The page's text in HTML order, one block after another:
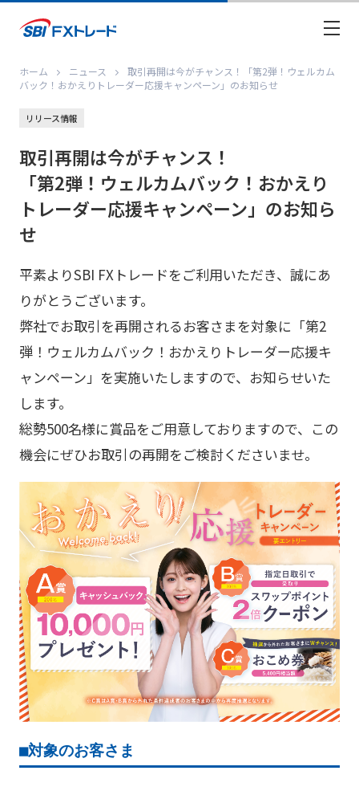
ホーム ニュース
取引再開は今がチャンス！「第2弾！ウェルカム
バック！おかえりトレーダー応援キャンペーン」のお知らせ
リリース情報
取引再開は今がチャンス！
「第2弾！ウェルカムバック！おかえり
トレーダー応援キャンペーン」のお知ら
せ
平素よりSBI FXトレードをご利用いただき、誠にあ
りがとうございます。
弊社でお取引を再開されるお客さまを対象に「第2
弾！ウェルカムバック！おかえりトレーダー応援キ
ャンペーン」を実施いたしますので、お知らせいた
します。
総勢500名様に賞品をご用意しておりますので、この
機会にぜひお取引の再開をご検討くださいませ。
■対象のお客さま